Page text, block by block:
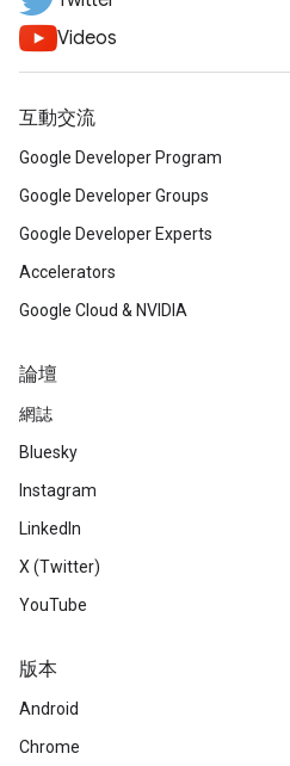
Videos
互動交流
Google Developer Program
Google Developer Groups
Google Developer Experts
Accelerators
Google Cloud & NVIDIA
論壇
網誌
Bluesky
Instagram
LinkedIn
X (Twitter)
YouTube
版本
Android
Chrome